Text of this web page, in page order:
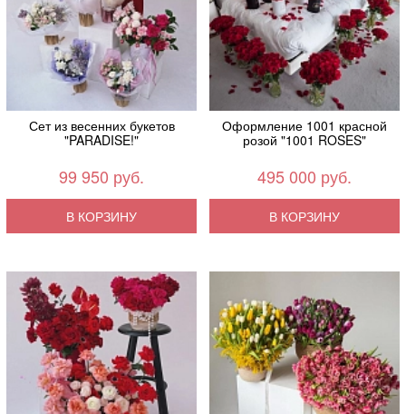
Сет из весенних букетов
"PARADISE!"
99 950 руб.
В КОРЗИНУ
Оформление 1001 красной
розой "1001 ROSES"
495 000 руб.
В КОРЗИНУ